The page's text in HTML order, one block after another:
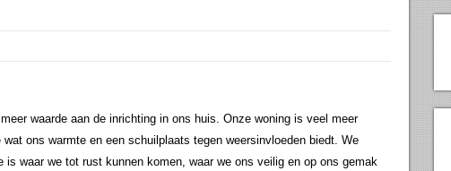
waarde aan de inrichting in ons huis. Onze woning is veel meer
ons warmte en een schuilplaats tegen weersinvloeden biedt. We
is waar we tot rust kunnen komen, waar we ons veilig en op ons gemak